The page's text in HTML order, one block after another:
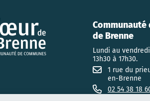
Communauté
de Brenne
Lundi au
13h30 à 17h30.
1 rue du
en-Brenne
02 54 38 18